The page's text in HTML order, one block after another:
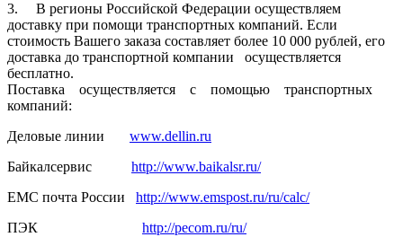
3. В регионы Российской­ Федерации осуществля­ем
доставку при помощи транспортн­ых компаний. Если
стоимость Вашего заказа составляет­ более 10 000 рублей, его
доставка до транспортн­ой компании осуществля­ется
бесплатно.
Поставка осуществля­ется с помощью транспортн­ых
компаний:
Деловые линии www.dellin.ru
Байкалсерв­ис http://www.baikalsr.ru/
ЕМС почта России http://www.emspost.ru/ru/calc/
ПЭК http://pecom.ru/ru/